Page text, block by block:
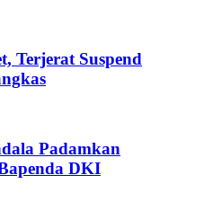
Terjerat Suspend
Padamkan
DKI